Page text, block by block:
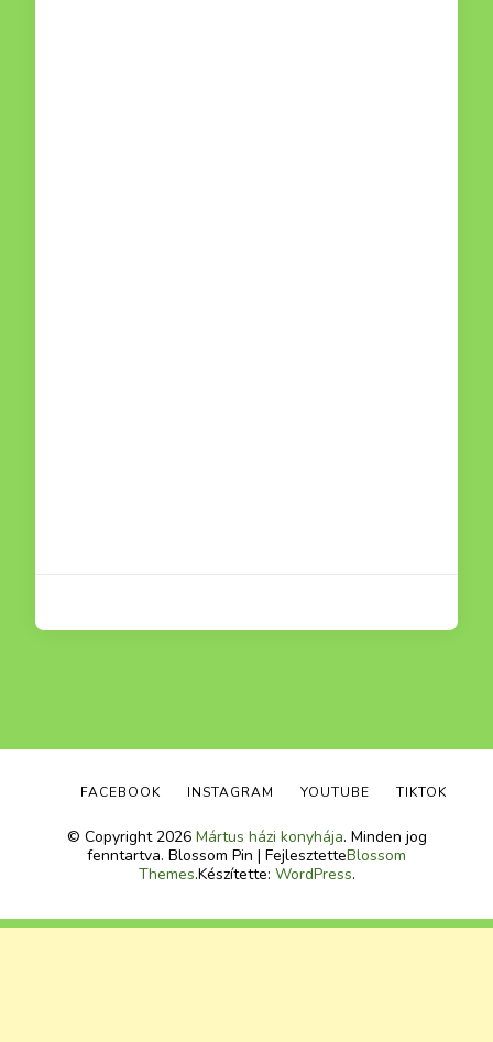
© Copyright 2026 Mártus házi konyhája. Minden jog
fenntartva. Blossom Pin | FejlesztetteBlossom
Themes.Készítette: WordPress.
FACEBOOK INSTAGRAM YOUTUBE TIKTOK